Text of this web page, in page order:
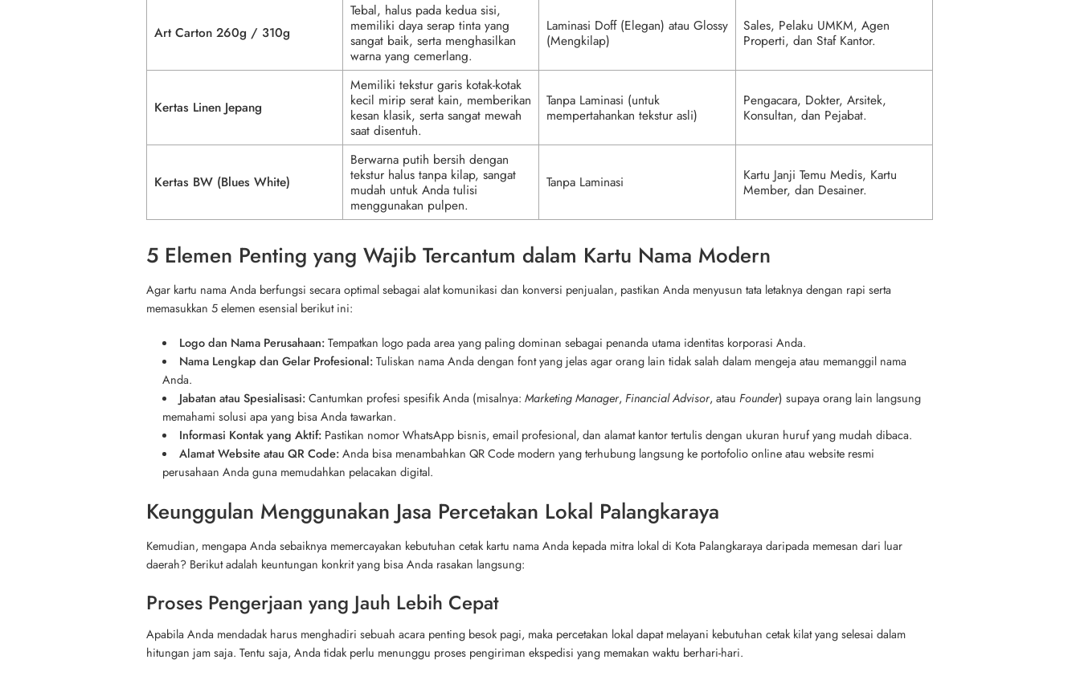
Art Carton 260g / 310g
Tebal, halus pada kedua sisi,
memiliki daya serap tinta yang
sangat baik, serta menghasilkan
warna yang cemerlang.
Laminasi Doff (Elegan) atau Glossy
(Mengkilap)
Sales, Pelaku UMKM, Agen
Properti, dan Staf Kantor.
Kertas Linen Jepang
Memiliki tekstur garis kotak-kotak
kecil mirip serat kain, memberikan
kesan klasik, serta sangat mewah
saat disentuh.
Tanpa Laminasi (untuk
mempertahankan tekstur asli)
Pengacara, Dokter, Arsitek,
Konsultan, dan Pejabat.
Kertas BW (Blues White)
Berwarna putih bersih dengan
tekstur halus tanpa kilap, sangat
mudah untuk Anda tulisi
menggunakan pulpen.
Tanpa Laminasi
Kartu Janji Temu Medis, Kartu
Member, dan Desainer.
5 Elemen Penting yang Wajib Tercantum dalam Kartu Nama Modern
Agar kartu nama Anda berfungsi secara optimal sebagai alat komunikasi dan konversi penjualan, pastikan Anda menyusun tata letaknya dengan rapi serta
memasukkan 5 elemen esensial berikut ini:
Logo dan Nama Perusahaan:Tempatkan logo pada area yang paling dominan sebagai penanda utama identitas korporasi Anda.
Nama Lengkap dan Gelar Profesional:Tuliskan nama Anda dengan font yang jelas agar orang lain tidak salah dalam mengeja atau memanggil nama
Anda.
Jabatan atau Spesialisasi:Cantumkan profesi spesifik Anda (misalnya: Marketing Manager, Financial Advisor, atau Founder) supaya orang lain langsung
memahami solusi apa yang bisa Anda tawarkan.
Informasi Kontak yang Aktif:Pastikan nomor WhatsApp bisnis, email profesional, dan alamat kantor tertulis dengan ukuran huruf yang mudah dibaca.
Alamat Website atau QR Code:Anda bisa menambahkan QR Code modern yang terhubung langsung ke portofolio online atau website resmi
perusahaan Anda guna memudahkan pelacakan digital.
Keunggulan Menggunakan Jasa Percetakan Lokal Palangkaraya
Kemudian, mengapa Anda sebaiknya memercayakan kebutuhan cetak kartu nama Anda kepada mitra lokal di Kota Palangkaraya daripada memesan dari luar
daerah? Berikut adalah keuntungan konkrit yang bisa Anda rasakan langsung:
Proses Pengerjaan yang Jauh Lebih Cepat
Apabila Anda mendadak harus menghadiri sebuah acara penting besok pagi, maka percetakan lokal dapat melayani kebutuhan cetak kilat yang selesai dalam
hitungan jam saja. Tentu saja, Anda tidak perlu menunggu proses pengiriman ekspedisi yang memakan waktu berhari-hari.